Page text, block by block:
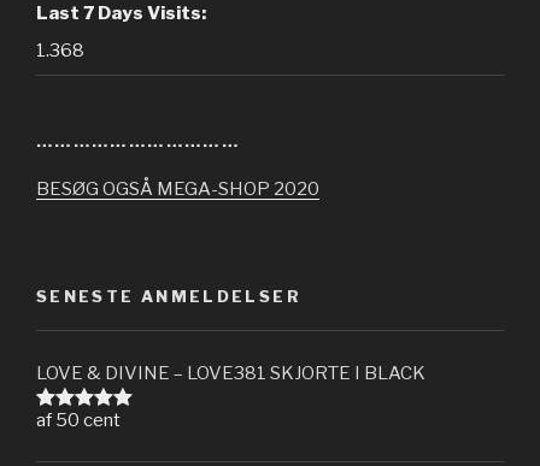
Last 7 Days Visits:
1.368
……………………………
BESØG OGSÅ MEGA-SHOP 2020
SENESTE ANMELDELSER
LOVE & DIVINE – LOVE381 SKJORTE I BLACK
Vurderet5
af 50 cent